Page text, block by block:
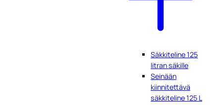
Säkkiteline 125
litran säkille
Seinään
kiinnitettävä
säkkiteline 125 L